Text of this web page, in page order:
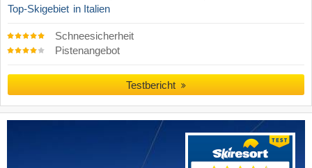
Top-Skigebiet in Italien
Schneesicherheit
Pistenangebot
Testbericht